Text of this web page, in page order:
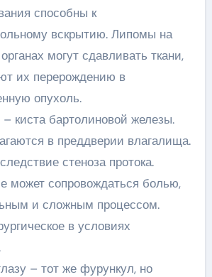
способны к
вскрытию. Липомы на
могут сдавливать ткани,
их перерождению в
опухоль.
киста бартолиновой железы.
в преддверии влагалища.
стеноза протока.
может сопровождаться болью,
и сложным процессом.
в условиях
– тот же фурункул, но